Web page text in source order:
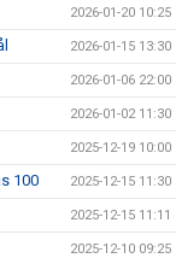
2026-01-20 10:25
2026-01-15 13:30
2026-01-06 22:00
2026-01-02 11:30
2025-12-19 10:00
100 2025-12-15 11:30
2025-12-15 11:11
2025-12-10 09:25